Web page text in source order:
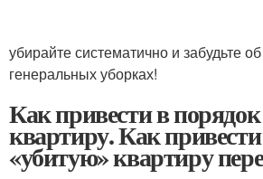
убирайте систематично и забудьте
генеральных уборках!
Как привести в
квартиру. Как
«убитую» квартиру